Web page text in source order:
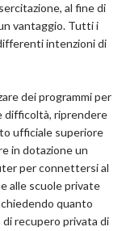
al fine di
vantaggio. Tutti i
intenzioni di
dei programmi per
difficoltà, riprendere
ufficiale superiore
in dotazione un
per connettersi al
alle scuole private
quanto
di recupero privata di